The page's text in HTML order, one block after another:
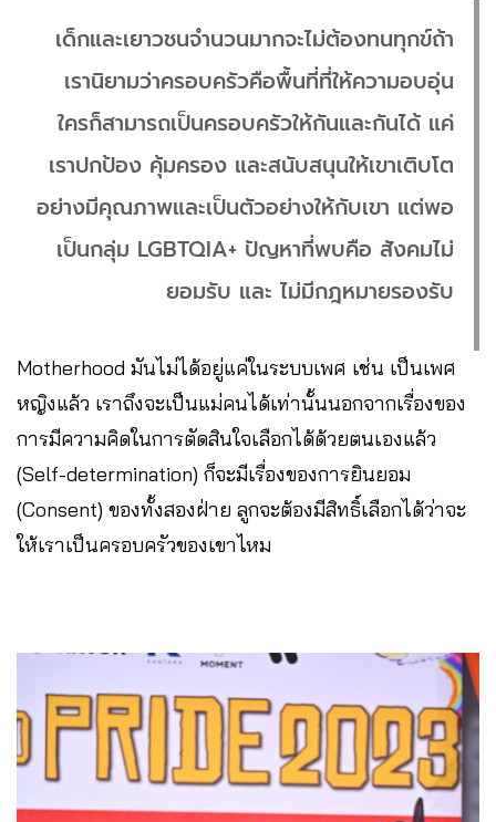
เด็กและเยาวชนจำนวนมากจะไม่ต้องทนทุกข์ถ้า
เรานิยามว่าครอบครัวคือพื้นที่ที่ให้ความอบอุ่น
ใครก็สามารถเป็นครอบครัวให้กันและกันได้ แค่
เราปกป้อง คุ้มครอง และสนับสนุนให้เขาเติบโต
อย่างมีคุณภาพและเป็นตัวอย่างให้กับเขา แต่พอ
เป็นกลุ่ม LGBTQIA+ ปัญหาที่พบคือ สังคมไม่
ยอมรับ และ ไม่มีกฎหมายรองรับ
Motherhood มันไม่ได้อยู่แค่ในระบบเพศ เช่น เป็นเพศ
หญิงแล้ว เราถึงจะเป็นแม่คนได้เท่านั้นนอกจากเรื่องของ
การมีความคิดในการตัดสินใจเลือกได้ด้วยตนเองแล้ว
(Self-determination) ก็จะมีเรื่องของการยินยอม
(Consent) ของทั้งสองฝ่าย ลูกจะต้องมีสิทธิ์เลือกได้ว่าจะ
ให้เราเป็นครอบครัวของเขาไหม